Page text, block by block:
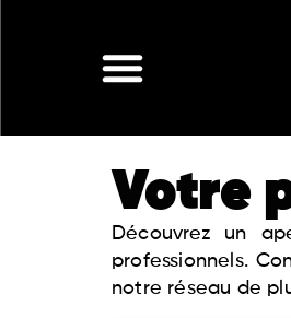
Votre
Découvrez un
professionnels.
notre réseau de